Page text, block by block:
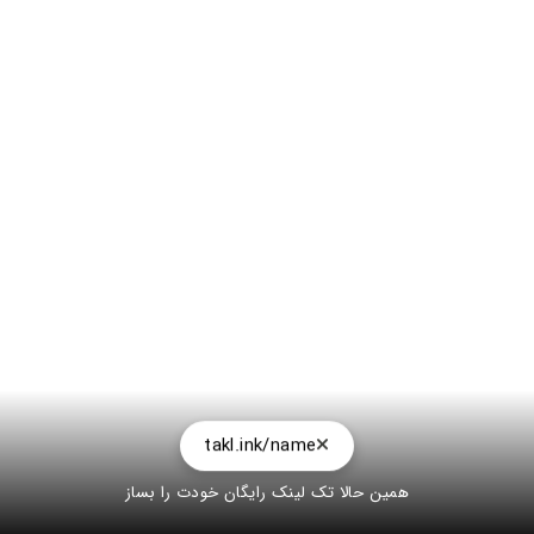
takl.ink/name
همین حالا تک لینک رایگان خودت را بساز